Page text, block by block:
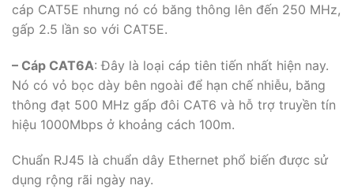
cáp CAT5E nhưng nó có băng thông lên đến 250 MHz,
gấp 2.5 lần so với CAT5E.
– Cáp CAT6A: Đây là loại cáp tiên tiến nhất hiện nay.
Nó có vỏ bọc dày bên ngoài để hạn chế nhiễu, băng
thông đạt 500 MHz gấp đôi CAT6 và hỗ trợ truyền tín
hiệu 1000Mbps ở khoảng cách 100m.
Chuẩn RJ45 là chuẩn dây Ethernet phổ biến được sử
dụng rộng rãi ngày nay.